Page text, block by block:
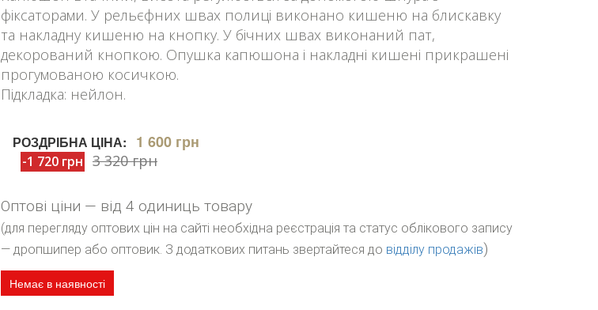
фіксаторами. У рельєфних швах полиці виконано кишеню на блискавку
та накладну кишеню на кнопку. У бічних швах виконаний пат,
декорований кнопкою. Опушка капюшона і накладні кишені прикрашені
прогумованою косичкою.
Підкладка: нейлон.
РОЗДРІБНА ЦІНА: 1 600 грн
-1 720 грн 3 320 грн
Оптові ціни — від 4 одиниць товару
(для перегляду оптових цін на сайті необхідна реєстрація та статус облікового запису
— дропшипер або оптовик. З додаткових питань звертайтеся до відділу продажів)
Немає в наявності